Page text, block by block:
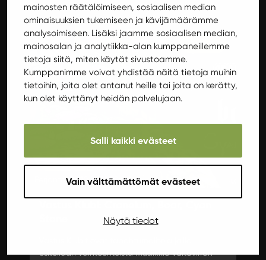
mainosten räätälöimiseen, sosiaalisen median
ominaisuuksien tukemiseen ja kävijämäärämme
analysoimiseen. Lisäksi jaamme sosiaalisen median,
mainosalan ja analytiikka-alan kumppaneillemme
tietoja siitä, miten käytät sivustoamme.
Kumppanimme voivat yhdistää näitä tietoja muihin
tietoihin, joita olet antanut heille tai joita on kerätty,
kun olet käyttänyt heidän palvelujaan.
Salli kaikki evästeet
Vain välttämättömät evästeet
Näytä tiedot
Keikat
Perjantai 22.10.2021 20:00
esitellään vaihtoehtoista musiikkia valtavirran